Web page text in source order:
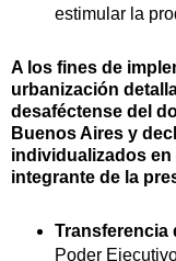
estimular la
A los fines de
urbanización
desaféctense del
Buenos Aires y
individualizados en
integrante de la
Transferencia
Poder